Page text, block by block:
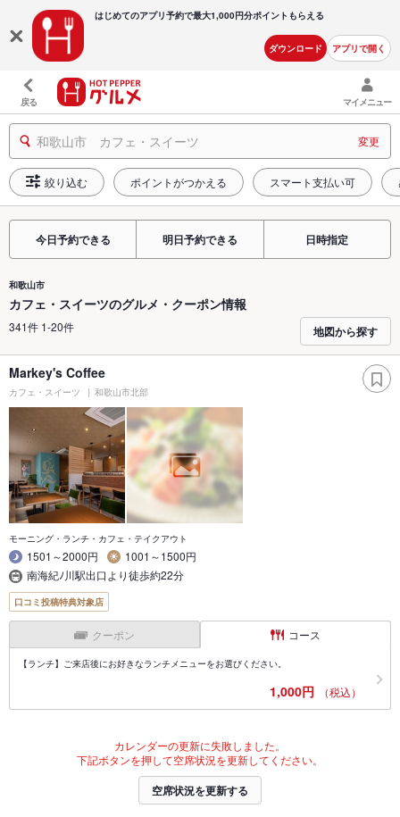
はじめてのアプリ予約で最大1,000円分ポイントもらえる
ダウンロード アプリで開く
戻る マイメニュー
和歌山市 カフェ・スイーツ 変更
絞り込む ポイントがつかえる スマート支払い可
今日予約できる 明日予約できる 日時指定
和歌山市
カフェ・スイーツのグルメ・クーポン情報
341件 1-20件 地図から探す
Markey's Coffee
カフェ・スイーツ 和歌山市北部
モーニング・ランチ・カフェ・テイクアウト
1501～2000円
1001～1500円
南海紀ﾉ川駅出口より徒歩約22分
口コミ投稿特典対象店
クーポン コース
【ランチ】ご来店後にお好きなランチメニューをお選びください。
1,000円 （税込）
カレンダーの更新に失敗しました。
下記ボタンを押して空席状況を更新してください。
空席状況を更新する